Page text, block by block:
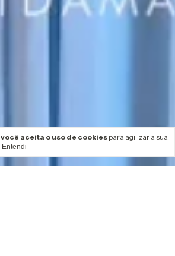
você aceita o uso de cookies para agilizar a sua
Entendi